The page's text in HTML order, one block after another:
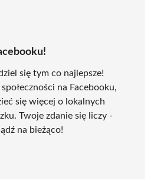
się tym co najlepsze!
na Facebooku,
się więcej o lokalnych
Twoje zdanie się liczy -
na bieżąco!